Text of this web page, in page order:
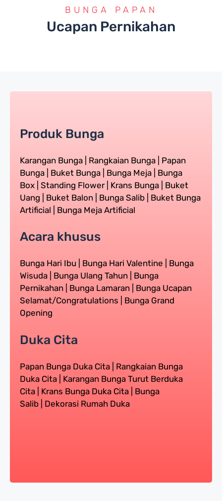
BUNGA PAPAN
Ucapan Pernikahan
Produk Bunga
Karangan Bunga | Rangkaian Bunga | Papan
Bunga | Buket Bunga | Bunga Meja | Bunga
Box | Standing Flower | Krans Bunga | Buket
Uang | Buket Balon | Bunga Salib | Buket Bunga
Artificial | Bunga Meja Artificial
Acara khusus
Bunga Hari Ibu | Bunga Hari Valentine | Bunga
Wisuda | Bunga Ulang Tahun | Bunga
Pernikahan | Bunga Lamaran | Bunga Ucapan
Selamat/Congratulations | Bunga Grand
Opening
Duka Cita
Papan Bunga Duka Cita | Rangkaian Bunga
Duka Cita | Karangan Bunga Turut Berduka
Cita | Krans Bunga Duka Cita | Bunga
Salib | Dekorasi Rumah Duka